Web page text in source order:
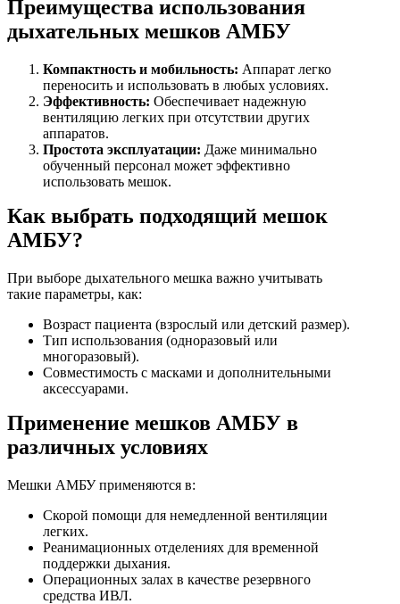
Преимущества использования
дыхательных мешков АМБУ
Компактность и мобильность: Аппарат легко
переносить и использовать в любых условиях.
Эффективность: Обеспечивает надежную
вентиляцию легких при отсутствии других
аппаратов.
Простота эксплуатации: Даже минимально
обученный персонал может эффективно
использовать мешок.
Как выбрать подходящий мешок
АМБУ?
При выборе дыхательного мешка важно учитывать
такие параметры, как:
Возраст пациента (взрослый или детский размер).
Тип использования (одноразовый или
многоразовый).
Совместимость с масками и дополнительными
аксессуарами.
Применение мешков АМБУ в
различных условиях
Мешки АМБУ применяются в:
Скорой помощи для немедленной вентиляции
легких.
Реанимационных отделениях для временной
поддержки дыхания.
Операционных залах в качестве резервного
средства ИВЛ.